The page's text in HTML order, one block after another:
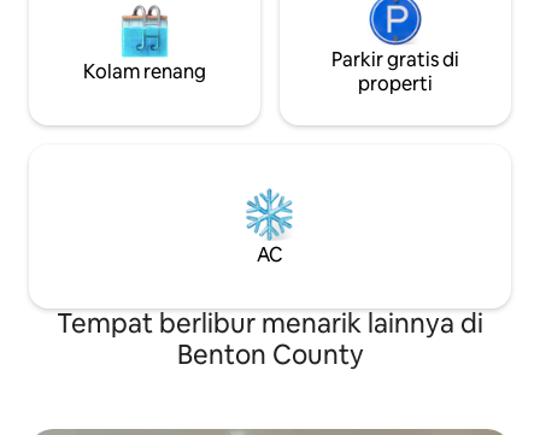
Kolam renang
Parkir gratis di
properti
AC
Tempat berlibur menarik lainnya di
Benton County